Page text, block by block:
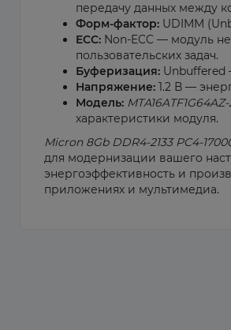
передачу данных между
Форм-фактор: UDIMM
ECC: Non-ECC — модуль
пользовательских задач.
Буферизация: Unbuffered
Напряжение: 1.2 В —
Модель: MTA16ATF1G64AZ-
характеристики модуля.
Micron 8Gb DDR4-2133 PC4-
для модернизации вашего
энергоэффективность и
приложениях и мультимедиа.